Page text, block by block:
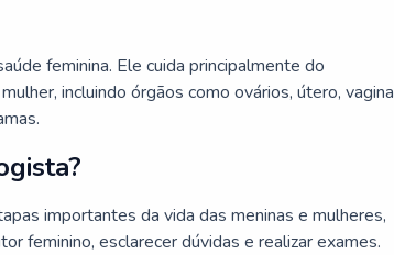
feminina. Ele cuida principalmente do
incluindo órgãos como ovários, útero, vagina
importantes da vida das meninas e mulheres,
feminino, esclarecer dúvidas e realizar exames.